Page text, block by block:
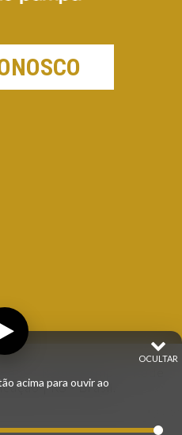
- Rádio Pampa - Rede
| RS - Brasil.
OCULTAR
acima para ouvir ao